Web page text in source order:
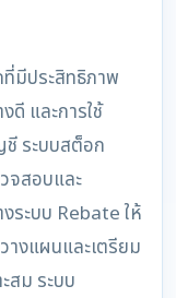
มีประสิทธิภาพ
ดี และการใช้
ชี ระบบสต็อก
จสอบและ
ระบบ Rebate ให้
างแผนและเตรียม
สม ระบบ